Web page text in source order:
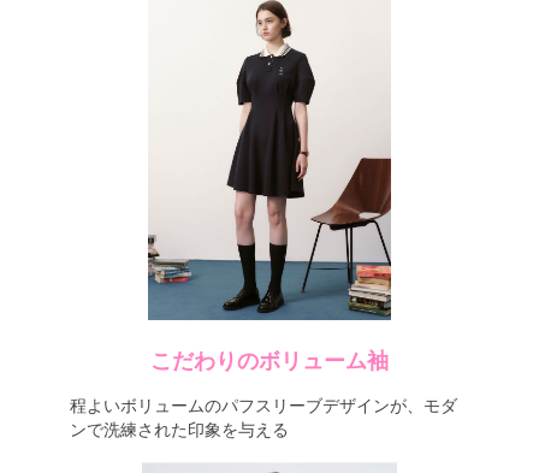
こだわりのボリューム袖
程よいボリュームのパフスリーブデザインが、モダ
ンで洗練された印象を与える